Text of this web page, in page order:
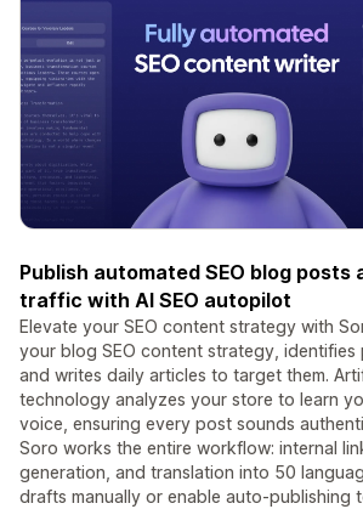
Publish automated SEO blog posts
traffic with AI SEO autopilot
Elevate your SEO content strategy with
your blog SEO content strategy,
and writes daily articles to target them.
technology analyzes your store to learn
voice, ensuring every post sounds
Soro works the entire workflow: internal
generation, and translation into 50
drafts manually or enable auto-publishing